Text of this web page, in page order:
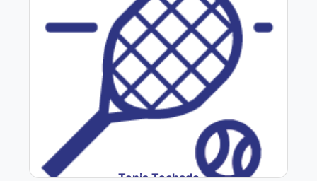
Tenis Techado